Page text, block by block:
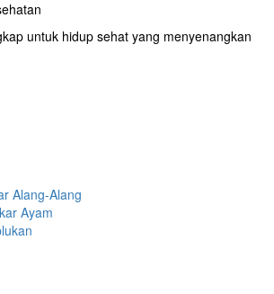
untuk hidup sehat yang menyenangkan
Alang-Alang
Ayam